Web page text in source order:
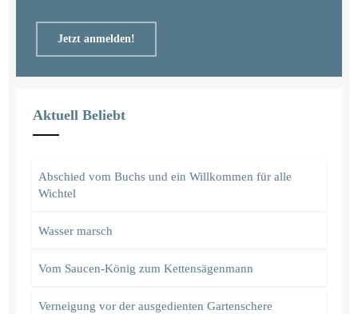
Jetzt anmelden!
Aktuell Beliebt
Abschied vom Buchs und ein Willkommen für alle
Wichtel
Wasser marsch
Vom Saucen-König zum Kettensägenmann
Verneigung vor der ausgedienten Gartenschere